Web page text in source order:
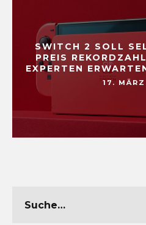
SWITCH 2 SOLL
PREIS
EXPERTEN
17.